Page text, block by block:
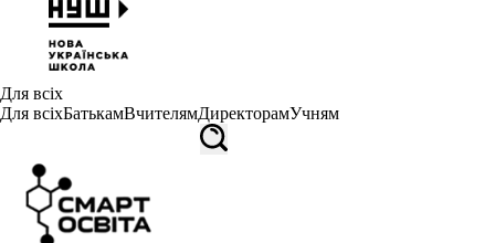
Для всіх
Для всіхБатькамВчителямДиректорамУчням